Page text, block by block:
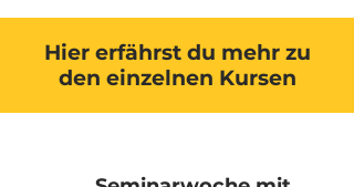
Hier erfährst du mehr zu
den einzelnen Kursen